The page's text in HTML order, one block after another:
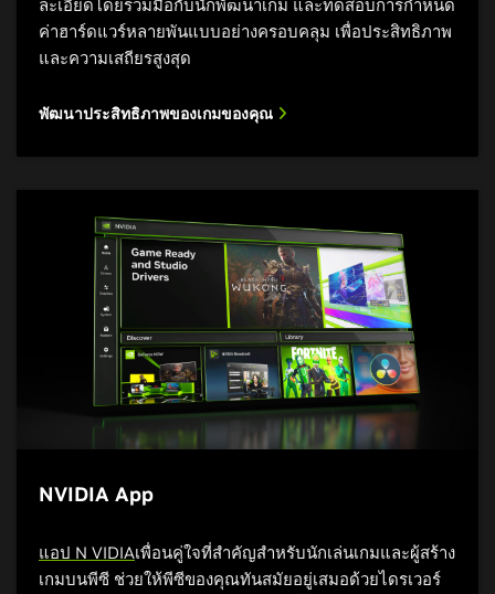
ปรับปรุงคุณภาพการสตรีมสดของคุณ
ละเอียดโดยร่วมมือกับนักพัฒนาเกม และทดสอบการกำหนด
ค่าฮาร์ดแวร์หลายพันแบบอย่างครอบคลุม เพื่อประสิทธิภาพ
และความเสถียรสูงสุด
พัฒนาประสิทธิภาพของเกมของคุณ
NVIDIA App
แอป N VIDIAเพื่อนคู่ใจที่สำคัญสำหรับนักเล่นเกมและผู้สร้าง
เกมบนพีซี ช่วยให้พีซีของคุณทันสมัยอยู่เสมอด้วยไดรเวอร์